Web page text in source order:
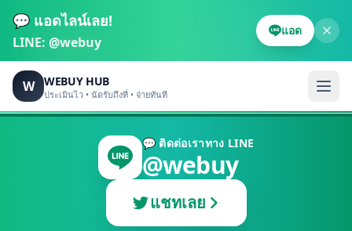
💬 แอดไลน์เลย!
LINE: @webuy
แอด
W WEBUY HUB
ประเมินไว • นัดรับถึงที่ • จ่ายทันที
💬 ติดต่อเราทาง LINE
@webuy
แชทเลย